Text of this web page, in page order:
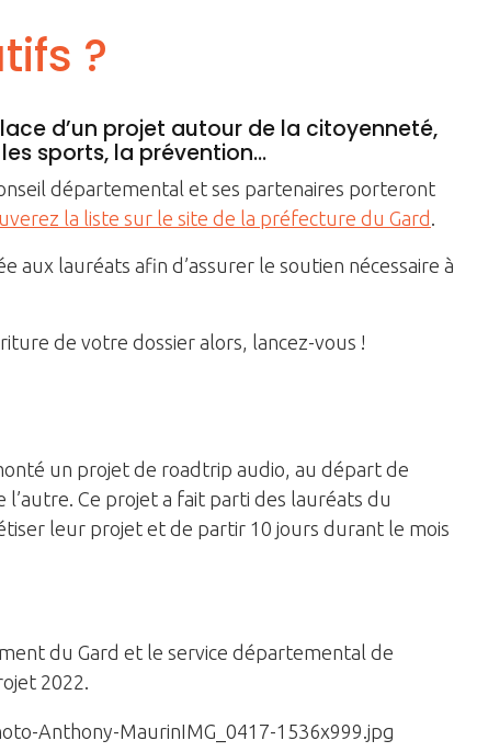
?
d’un projet autour de la citoyenneté,
sports, la prévention…
départemental et ses partenaires porteront
la liste sur le site de la préfecture du Gard .
aux lauréats afin d’assurer le soutien nécessaire à
de votre dossier alors, lancez-vous !
un projet de roadtrip audio, au départ de
Ce projet a fait parti des lauréats du
leur projet et de partir 10 jours durant le mois
du Gard et le service départemental de
2022.